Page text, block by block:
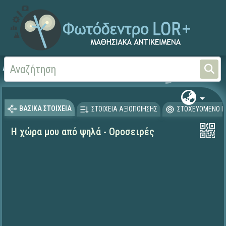
Αρχική
ΒΑΣΙΚΑ ΣΤΟΙΧΕΙΑ ΣΤΟΙΧΕΙΑ ΑΞΙΟΠΟΙΗΣΗΣ ΣΤΟΧΕΥΟΜΕΝΟ
Η χώρα μου από ψηλά - Οροσειρές